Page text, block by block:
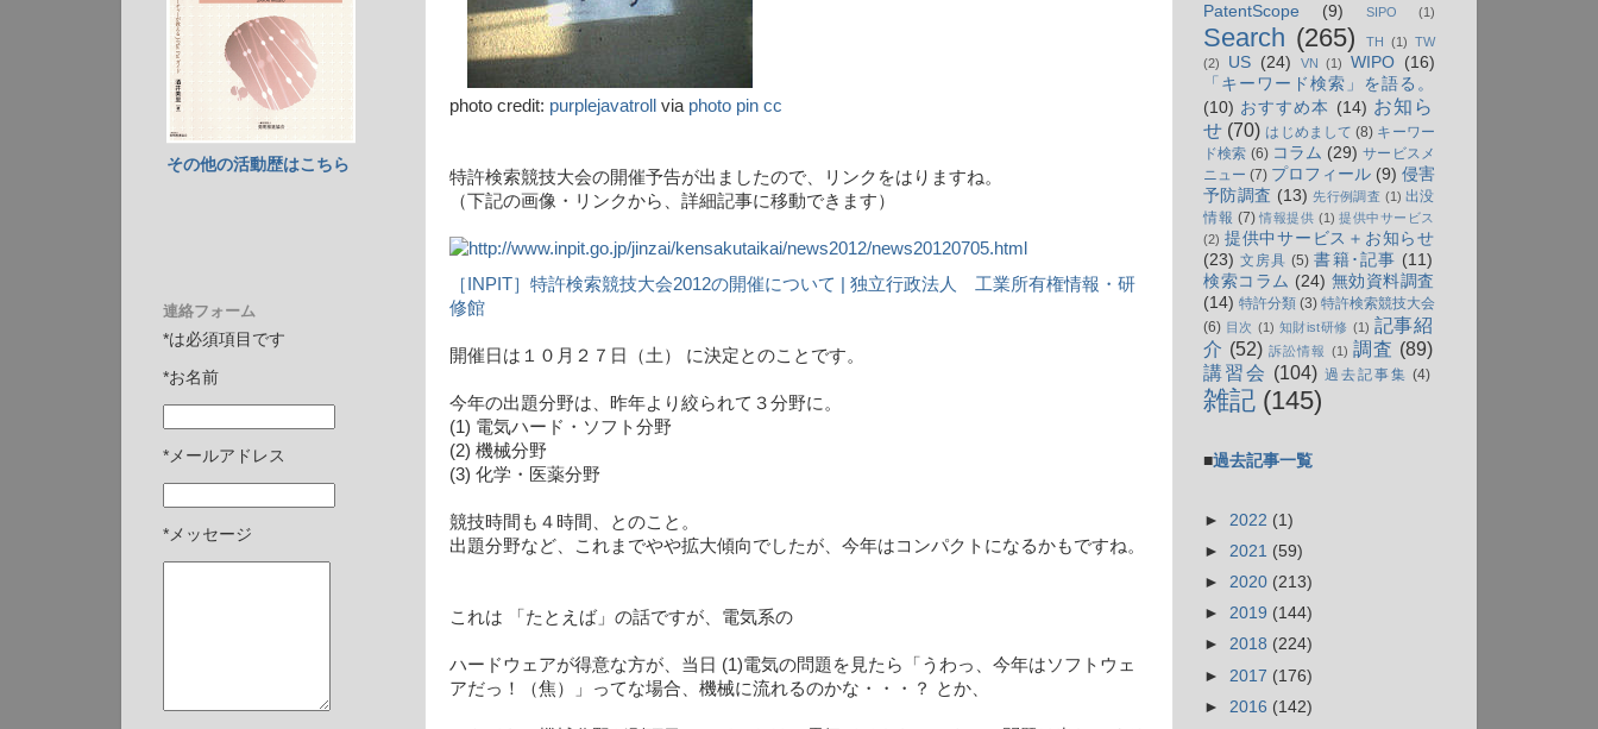
photo credit: purplejavatroll via photo pin cc
特許検索競技大会の開催予告が出ましたので、リンクをはりますね。
（下記の画像・リンクから、詳細記事に移動できます）
［INPIT］特許検索競技大会2012の開催について | 独立行政法人 工業所有権情報・研
修館
開催日は１０月２７日（土） に決定とのことです。
今年の出題分野は、昨年より絞られて３分野に。
(1) 電気ハード・ソフト分野
(2) 機械分野
(3) 化学・医薬分野
競技時間も４時間、とのこと。
出題分野など、これまでやや拡大傾向でしたが、今年はコンパクトになるかもですね。
これは 「たとえば」の話ですが、電気系の
ハードウェアが得意な方が、当日 (1)電気の問題を見たら「うわっ、今年はソフトウェ
アだっ！（焦）」ってな場合、機械に流れるのかな・・・？ とか、
その他の活動歴はこちら
連絡フォーム
*は必須項目です
*お名前
*メールアドレス
*メッセージ
PatentScope
(9) SIPO (1)
Search (265) TH (1) TW
(2)
US (24) VN (1) WIPO (16)
「キーワード検索」を語る。
(10) おすすめ本 (14) お知ら
せ (70) はじめまして (8) キーワー
ド検索 (6) コラム (29) サービスメ
ニュー (7) プロフィール (9) 侵害
予防調査 (13) 先行例調査 (1) 出没
情報 (7) 情報提供 (1) 提供中サービス
(2) 提供中サービス＋お知らせ
(23) 文房具 (5) 書籍･記事 (11)
検索コラム (24) 無効資料調査
(14) 特許分類 (3) 特許検索競技大会
(6) 目次 (1) 知財ist研修 (1) 記事紹
介 (52) 訴訟情報 (1) 調査 (89)
講習会 (104) 過去記事集 (4)
雑記 (145)
■過去記事一覧
► 2022 (1)
► 2021 (59)
► 2020 (213)
► 2019 (144)
► 2018 (224)
► 2017 (176)
► 2016 (142)